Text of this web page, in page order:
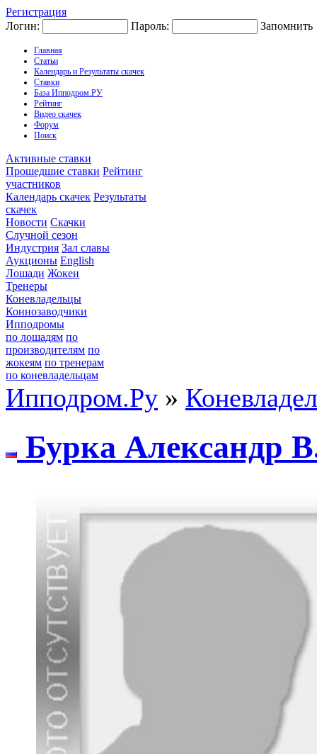
Регистрация
Логин:
Пароль: Запомнить
Главная
Статьи
Календарь и Результаты скачек
Ставки
База Ипподром.РУ
Рейтинг
Видео скачек
Форум
Поиск
Активные ставки
Прошедшие ставки Рейтинг
участников
Календарь скачек Результаты
скачек
Новости Скачки
Случной сезон
Индустрия Зал славы
Аукционы English
Лошади Жокеи
Тренеры
Коневладельцы
Коннозаводчики
Ипподромы
по лошадям по
производителям по
жокеям по тренерам
по коневладельцам
Ипподром.Ру »
Буркa Алексaндр